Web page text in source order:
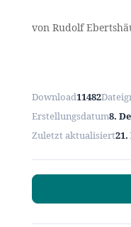
von Rudolf
Download11482
Erstellungsdatum8.
Zuletzt aktualisiert21.